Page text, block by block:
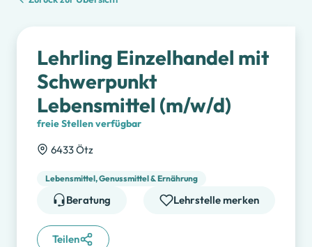
Lehrling Einzelhandel mit
Schwerpunkt
Lebensmittel (m/w/d)
freie Stellen verfügbar
6433 Ötz
Lebensmittel, Genussmittel & Ernährung
Beratung Lehrstelle merken
Teilen